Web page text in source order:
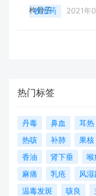
枸骨子
收涩药 2021年
热门标签
丹毒 鼻血 耳热
热咳
补肺 果核
香油
肾下垂 喉
麻痛
乳疮 风
温毒发斑
咳良